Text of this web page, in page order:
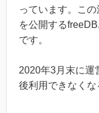
っています。こ
を公開する
です。
2020年3月末に運
後利用できなくな